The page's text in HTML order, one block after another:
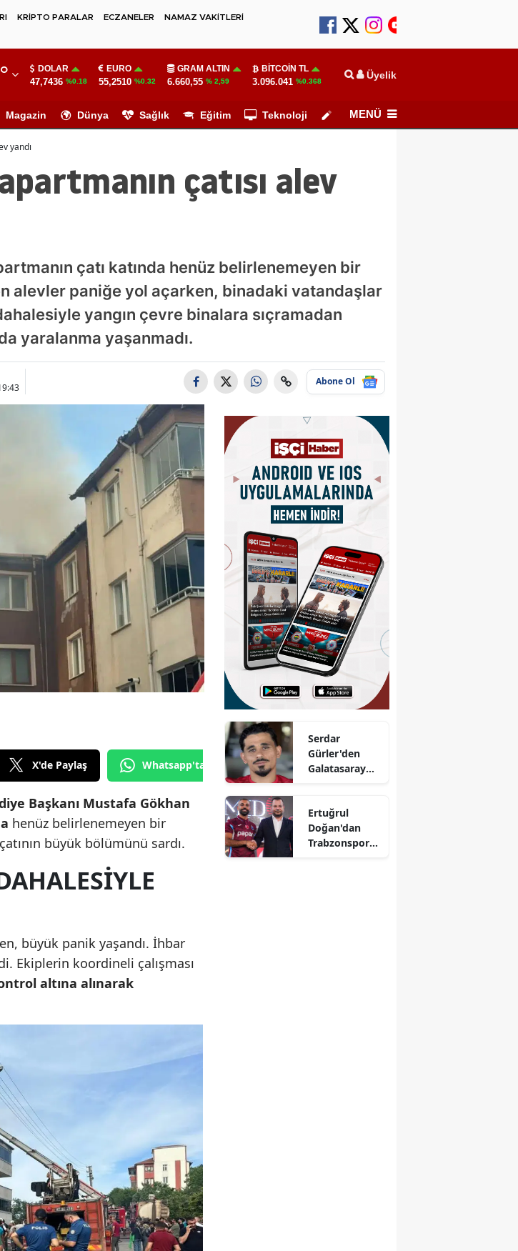
KRİPTO PARALAR ECZANELER
NAMAZ VAKİTLERİ
° DOLAR
47,7436 %0.18
EURO
55,2510 %0.32
GRAM ALTIN
6.660,55 % 2,59
BITCOIN TL
3.096.041 %0.368 Üyelik
Magazin Dünya Sağlık Eğitim Teknoloji Köşe Yazarları
MENÜ
yandı
çatısı alev
çatı katında henüz belirlenemeyen bir
alevler paniğe yol açarken, binadaki vatandaşlar
yangın çevre binalara sıçramadan
yaralanma yaşanmadı.
Abone Ol
X'de Paylaş Whatsapp'tan Gönder
Başkanı Mustafa Gökhan
henüz belirlenemeyen bir
büyük bölümünü sardı.
büyük panik yaşandı. İhbar
Ekiplerin koordineli çalışması
altına alınarak
Serdar
Gürler'den
Galatasaray
Ertuğrul
Doğan'dan
Trabzonspor